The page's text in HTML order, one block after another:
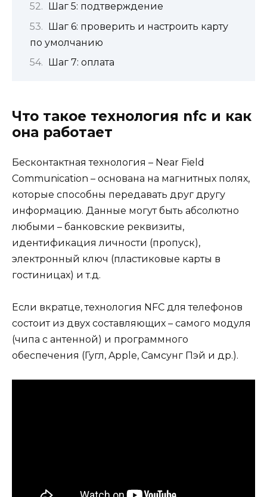
Шаг 5: подтверждение
Шаг 6: проверить и настроить карту
по умолчанию
Шаг 7: оплата
Что такое технология nfc и как
она работает
Бесконтактная технология – Near Field
Communication – основана на магнитных полях,
которые способны передавать друг другу
информацию. Данные могут быть абсолютно
любыми – банковские реквизиты,
идентификация личности (пропуск),
электронный ключ (пластиковые карты в
гостиницах) и т.д.
Если вкратце, технология NFC для телефонов
состоит из двух составляющих – самого модуля
(чипа с антенной) и программного
обеспечения (Гугл, Apple, Самсунг Пэй и др.).